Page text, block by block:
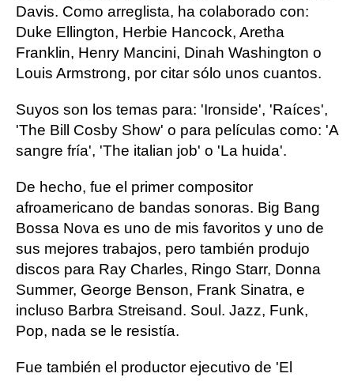
Davis. Como arreglista, ha colaborado con:
Duke Ellington, Herbie Hancock, Aretha
Franklin, Henry Mancini, Dinah Washington o
Louis Armstrong, por citar sólo unos cuantos.
Suyos son los temas para: 'Ironside', 'Raíces',
'The Bill Cosby Show' o para películas como: 'A
sangre fría', 'The italian job' o 'La huida'.
De hecho, fue el primer compositor
afroamericano de bandas sonoras. Big Bang
Bossa Nova es uno de mis favoritos y uno de
sus mejores trabajos, pero también produjo
discos para Ray Charles, Ringo Starr, Donna
Summer, George Benson, Frank Sinatra, e
incluso Barbra Streisand. Soul. Jazz, Funk,
Pop, nada se le resistía.
Fue también el productor ejecutivo de 'El